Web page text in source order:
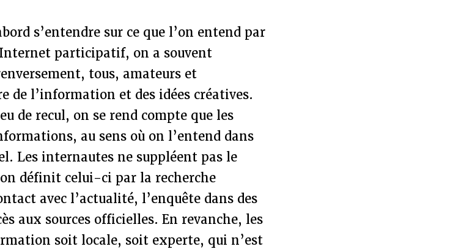
s’entendre sur ce que l’on entend par
participatif, on a souvent
tous, amateurs et
de l’information et des idées créatives.
de recul, on se rend compte que les
au sens où on l’entend dans
Les internautes ne suppléent pas le
définit celui-ci par la recherche
avec l’actualité, l’enquête dans des
aux sources officielles. En revanche, les
soit locale, soit experte, qui n’est